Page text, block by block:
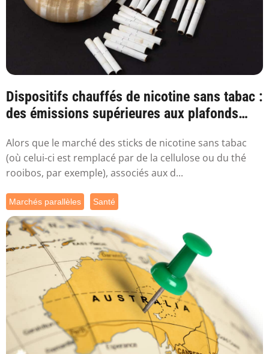
Dispositifs chauffés de nicotine sans tabac :
des émissions supérieures aux plafonds
Alors que le marché des sticks de nicotine sans tabac
(où celui-ci est remplacé par de la cellulose ou du thé
rooibos, par exemple), associés aux d...
Marchés parallèles Santé